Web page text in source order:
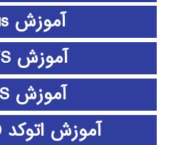
آموزش abaqus
آموزش ANSYS
آموزش ArcGIS
آموزش اتوکد AUTOCAD